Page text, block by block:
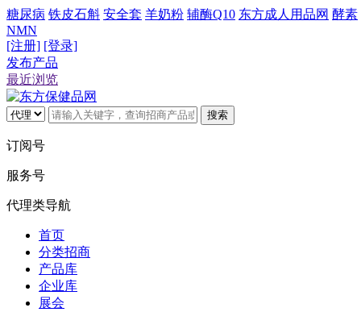
糖尿病 铁皮石斛 安全套 羊奶粉 辅酶Q10 东方成人用品网 酵素
NMN
[注册] [登录]
发布产品
最近浏览
搜索
订阅号
服务号
代理类导航
首页
分类招商
产品库
企业库
展会